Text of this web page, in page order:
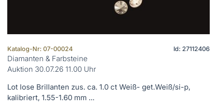
Katalog-Nr: 07-00024 Id: 27112406
Diamanten & Farbsteine
Auktion 30.07.26 11.00 Uhr
Lot lose Brillanten zus. ca. 1.0 ct Weiß- get.Weiß/si-p,
kalibriert, 1.55-1.60 mm ...